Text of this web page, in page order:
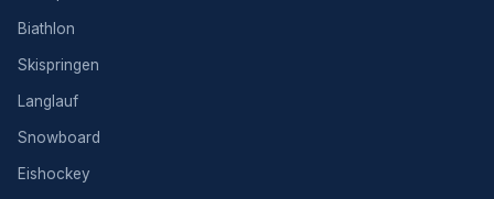
Biathlon
Skispringen
Langlauf
Snowboard
Eishockey